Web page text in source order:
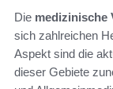
Die medizinische
sich zahlreichen
Aspekt sind die
dieser Gebiete